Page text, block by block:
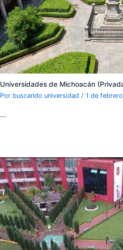
Universidades de Michoacán
Por buscando universidad / 1 de
…